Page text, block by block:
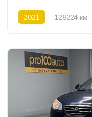
2021 128224 км